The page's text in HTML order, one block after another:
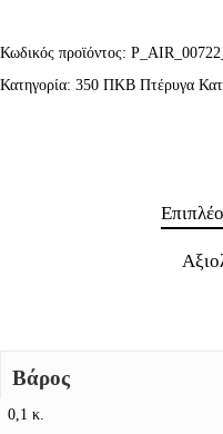
Κωδικός προϊόντος:
Κατηγορία: 350 ΠΚΒ Πτέρυγα
Βάρος
0,1 κ.